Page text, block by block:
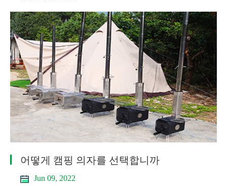
어떻게 캠핑 의자를 선택합니까
Jun 09, 2022